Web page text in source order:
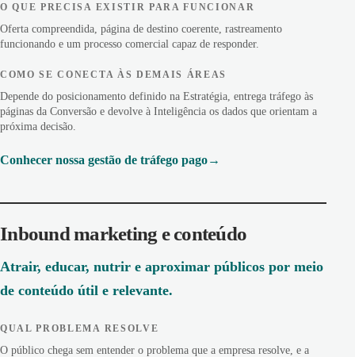
O QUE PRECISA EXISTIR PARA FUNCIONAR
Oferta compreendida, página de destino coerente, rastreamento
funcionando e um processo comercial capaz de responder.
COMO SE CONECTA ÀS DEMAIS ÁREAS
Depende do posicionamento definido na Estratégia, entrega tráfego às
páginas da Conversão e devolve à Inteligência os dados que orientam a
próxima decisão.
Conhecer nossa gestão de tráfego pago
Inbound marketing e conteúdo
Atrair, educar, nutrir e aproximar públicos por meio
de conteúdo útil e relevante.
QUAL PROBLEMA RESOLVE
O público chega sem entender o problema que a empresa resolve, e a